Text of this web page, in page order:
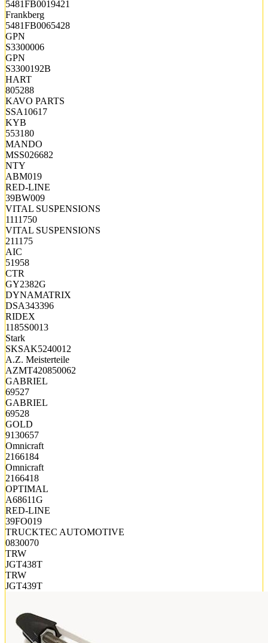
5481FB0019421
Frankberg
5481FB0065428
GPN
S3300006
GPN
S3300192B
HART
805288
KAVO PARTS
SSA10617
KYB
553180
MANDO
MSS026682
NTY
ABM019
RED-LINE
39BW009
VITAL SUSPENSIONS
1111750
VITAL SUSPENSIONS
211175
AIC
51958
CTR
GY2382G
DYNAMATRIX
DSA343396
RIDEX
1185S0013
Stark
SKSAK5240012
A.Z. Meisterteile
AZMT420850062
GABRIEL
69527
GABRIEL
69528
GOLD
9130657
Omnicraft
2166184
Omnicraft
2166418
OPTIMAL
A68611G
RED-LINE
39FO019
TRUCKTEC AUTOMOTIVE
0830070
TRW
JGT438T
TRW
JGT439T